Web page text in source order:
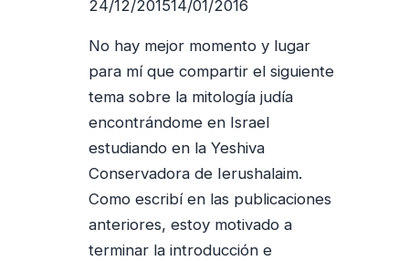
24/12/201514/01/2016
No hay mejor momento y lugar
para mí que compartir el siguiente
tema sobre la mitología judía
encontrándome en Israel
estudiando en la Yeshiva
Conservadora de Ierushalaim.
Como escribí en las publicaciones
anteriores, estoy motivado a
terminar la introducción e